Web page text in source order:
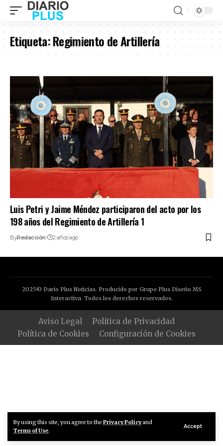
By using this site, you agree to the Privacy Policyand
Terms of Use.
Accept
Etiqueta:Regimiento de Artillería
Luis Petri y Jaime Méndez participaron del acto por los
198 años del Regimiento de Artillería 1
ByRedacción 2 años ago
2025© Dario Plus Noticias. Producido por Grupo Plus Diseño MS
Interactiva. Todos los derechos reservados.
Aviso Legal
Política de Privacidad
Política de Cookies
Configuración de Cookies